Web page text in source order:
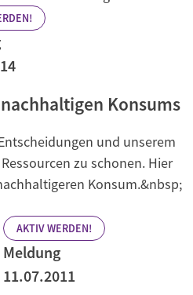
Konsums
und unserem
zu schonen. Hier
Konsum.&nbsp;
AKTIV WERDEN!
Meldung
11.07.2011